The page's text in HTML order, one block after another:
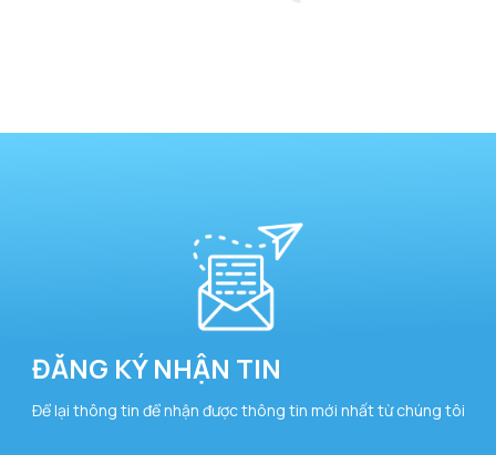
ĐĂNG KÝ NHẬN TIN
Để lại thông tin để nhận được thông tin mới nhất từ chúng tôi